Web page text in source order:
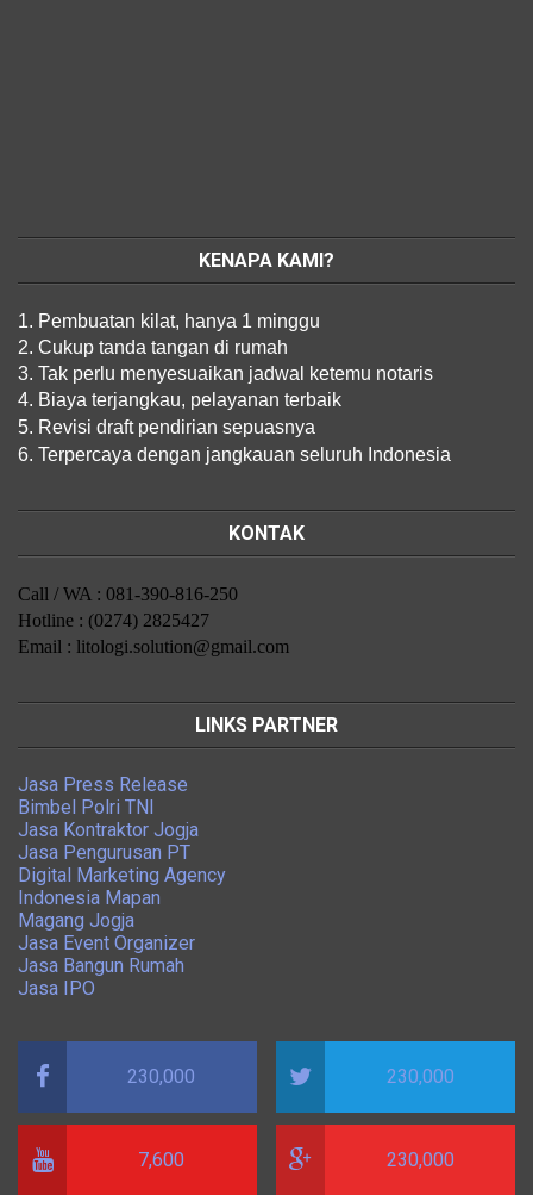
KENAPA KAMI?
1. Pembuatan kilat, hanya 1 minggu
2. Cukup tanda tangan di rumah
3. Tak perlu menyesuaikan jadwal ketemu notaris
4. Biaya terjangkau, pelayanan terbaik
5. Revisi draft pendirian sepuasnya
6. Terpercaya dengan jangkauan seluruh Indonesia
KONTAK
Call / WA : 081-390-816-250
Hotline : (0274) 2825427
Email : litologi.solution@gmail.com
LINKS PARTNER
Jasa Press Release
Bimbel Polri TNI
Jasa Kontraktor Jogja
Jasa Pengurusan PT
Digital Marketing Agency
Indonesia Mapan
Magang Jogja
Jasa Event Organizer
Jasa Bangun Rumah
Jasa IPO
230,000 230,000
7,600 230,000